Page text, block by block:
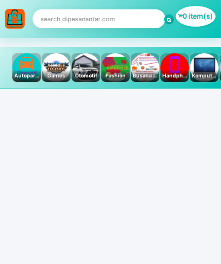
0 item(s)
Autoparts Games Otomotif Fashion Busana Muslim Handphone & Tablet Komputer PC & Laptop